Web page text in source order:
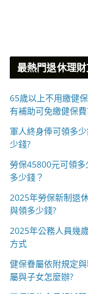
最熱門退休理
65歲以上不用繳健
有補助可免繳健保費
軍人終身俸可領多
少錢?
勞保45800元可領
多少錢？
2025年勞保新制退
與領多少錢?
2025年公務人員幾
方式
健保眷屬依附規定
屬與子女怎麼辦?